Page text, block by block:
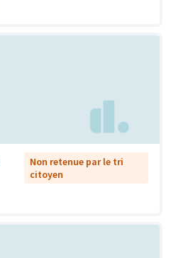
Non retenue par le tri
citoyen